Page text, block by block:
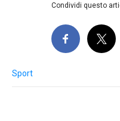
Condividi questo
Sport